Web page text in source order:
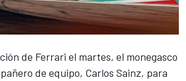
de Ferrari el martes, el monegasco
de equipo, Carlos Sainz, para